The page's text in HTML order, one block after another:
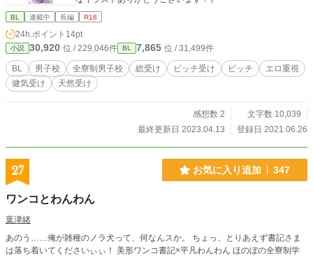
BL 連載中 長編 R18
24h.ポイント 14pt
小説 30,920 位 / 229,046件 BL 7,865 位 / 31,499件
BL 男子校 全寮制男子校 総受け ビッチ受け ビッチ
エロ重視
健気受け
天然受け
感想数 2
文字数 10,039
最終更新日 2023.04.13
登録日 2021.06.26
27 お気に入り追加 347
ワンコとわんわん
葉津緒
あのう……俺が雑種のノラ犬って、何なんスか。 ちょっ、とりあえず書記さま
は落ち着いてくださいぃぃ！ 美形ワンコ書記×平凡わんわん ほのぼの全寮制学